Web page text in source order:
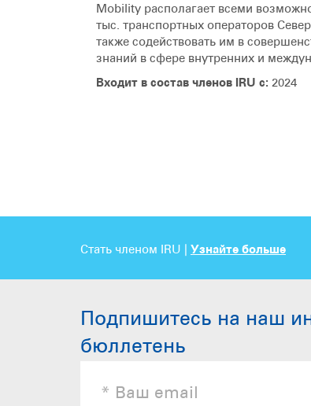
Mobility располагает всеми
тыс. транспортных операторов
также содействовать им в
знаний в сфере внутренних и
Входит в состав членов IRU с: 2024
Стать членом IRU | Узнайте больше
Подпишитесь на наш
бюллетень